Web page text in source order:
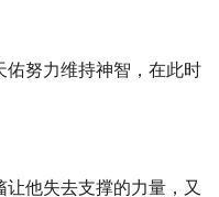
努力维持神智，在此时
他失去支撑的力量，又